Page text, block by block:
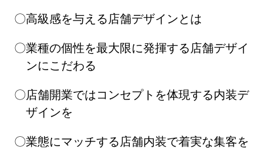
高級感を与える店舗デザインとは
業種の個性を最大限に発揮する店舗デザイ
ンにこだわる
店舗開業ではコンセプトを体現する内装デ
ザインを
業態にマッチする店舗内装で着実な集客を